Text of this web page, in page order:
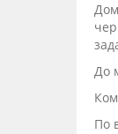
До
По